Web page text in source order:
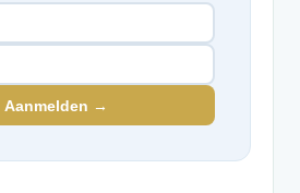
Aanmelden →